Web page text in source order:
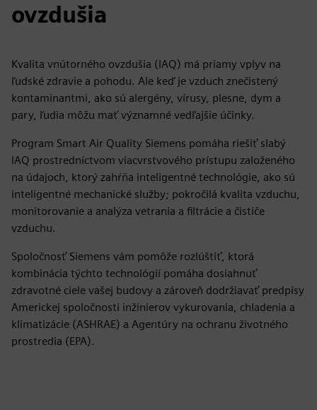
ovzdušia
Kvalita vnútorného ovzdušia (IAQ) má priamy vplyv na
ľudské zdravie a pohodu. Ale keď je vzduch znečistený
kontaminantmi, ako sú alergény, vírusy, plesne, dym a
pary, ľudia môžu mať významné vedľajšie účinky.
Program Smart Air Quality Siemens pomáha riešiť slabý
IAQ prostredníctvom viacvrstvového prístupu založeného
na údajoch, ktorý zahŕňa inteligentné technológie, ako sú
inteligentné mechanické služby; pokročilá kvalita vzduchu,
monitorovanie a analýza vetrania a filtrácie a čističe
vzduchu.
Spoločnosť Siemens vám pomôže rozlúštiť, ktorá
kombinácia týchto technológií pomáha dosiahnuť
zdravotné ciele vašej budovy a zároveň dodržiavať predpisy
Americkej spoločnosti inžinierov vykurovania, chladenia a
klimatizácie (ASHRAE) a Agentúry na ochranu životného
prostredia (EPA).